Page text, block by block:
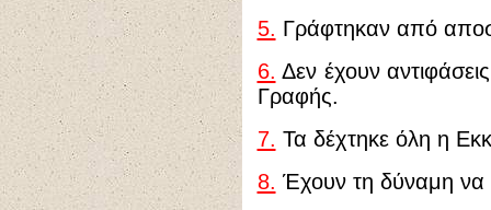
5. Γράφτηκαν από
6. Δεν έχουν
Γραφής.
7. Τα δέχτηκε όλη η
8. Έχουν τη δύναμη να